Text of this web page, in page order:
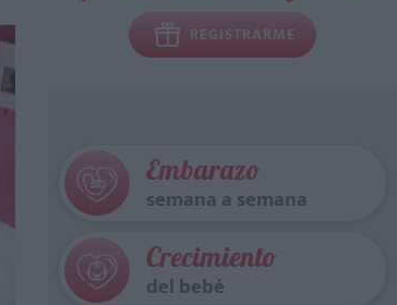
REGISTRARME
Embarazo
semana a semana
Crecimiento
del bebé